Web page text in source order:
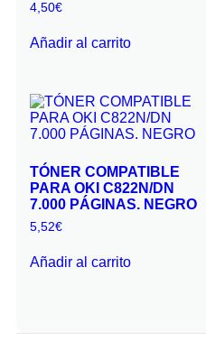
4,50€
Añadir al carrito
TÓNER COMPATIBLE
PARA OKI C822N/DN
7.000 PÁGINAS. NEGRO
5,52€
Añadir al carrito